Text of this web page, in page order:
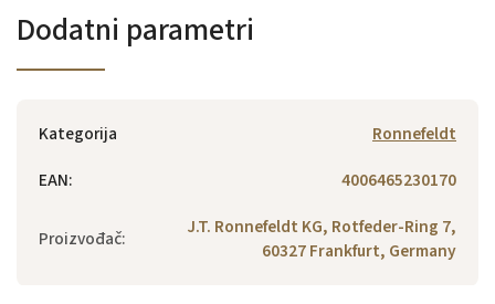
Dodatni parametri
Kategorija
Ronnefeldt
EAN: 4006465230170
Proizvođač:
J.T. Ronnefeldt KG, Rotfeder-Ring 7,
60327 Frankfurt, Germany